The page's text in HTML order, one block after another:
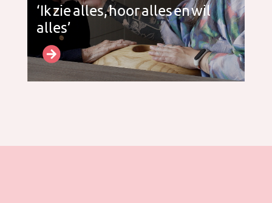
‘Ik zie alles, hoor alles en wil
alles’